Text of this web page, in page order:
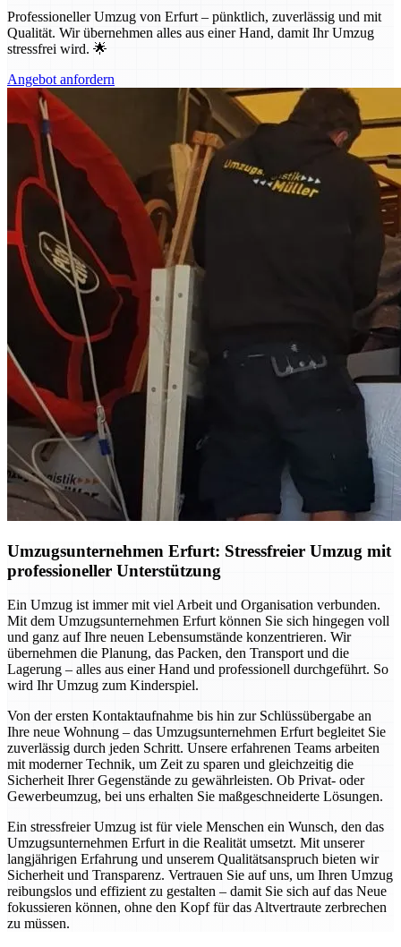
Professioneller Umzug von Erfurt – pünktlich, zuverlässig und mit
Qualität. Wir übernehmen alles aus einer Hand, damit Ihr Umzug
stressfrei wird. 🌟
Angebot anfordern
Umzugsunternehmen Erfurt: Stressfreier Umzug mit
professioneller Unterstützung
Ein Umzug ist immer mit viel Arbeit und Organisation verbunden.
Mit dem Umzugsunternehmen Erfurt können Sie sich hingegen voll
und ganz auf Ihre neuen Lebensumstände konzentrieren. Wir
übernehmen die Planung, das Packen, den Transport und die
Lagerung – alles aus einer Hand und professionell durchgeführt. So
wird Ihr Umzug zum Kinderspiel.
Von der ersten Kontaktaufnahme bis hin zur Schlüssübergabe an
Ihre neue Wohnung – das Umzugsunternehmen Erfurt begleitet Sie
zuverlässig durch jeden Schritt. Unsere erfahrenen Teams arbeiten
mit moderner Technik, um Zeit zu sparen und gleichzeitig die
Sicherheit Ihrer Gegenstände zu gewährleisten. Ob Privat- oder
Gewerbeumzug, bei uns erhalten Sie maßgeschneiderte Lösungen.
Ein stressfreier Umzug ist für viele Menschen ein Wunsch, den das
Umzugsunternehmen Erfurt in die Realität umsetzt. Mit unserer
langjährigen Erfahrung und unserem Qualitätsanspruch bieten wir
Sicherheit und Transparenz. Vertrauen Sie auf uns, um Ihren Umzug
reibungslos und effizient zu gestalten – damit Sie sich auf das Neue
fokussieren können, ohne den Kopf für das Altvertraute zerbrechen
zu müssen.